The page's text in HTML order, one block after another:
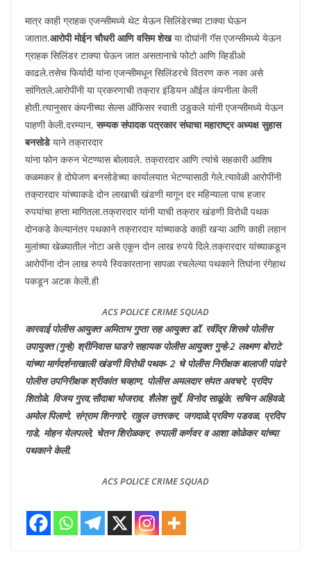
मात्र काही ग्राहक एजन्सीमध्ये थेट येऊन सिलिंडेरच्या टाक्या घेऊन
जातात.आरोपी मोईन चौधरी आणि वसिम शेखया दोघांनी गॅस एजन्सीमध्ये येऊन
ग्राहक सिलिंडर टाक्या घेऊन जात असतानाचे फोटो आणि व्हिडीओ
काढले.तसेच फिर्यादी यांना एजन्सीमधून सिलिंडरचे वितरण करु नका असे
सांगितले.आरोपींनी या प्रकरणाची तक्रार इंडियन ऑईल कंपनीला केली
होती.त्यानुसार कंपनीच्या सेल्स ऑफिसर स्वाती उडुकले यांनी एजन्सीमध्ये येऊन
पाहणी केली.दरम्यान,सम्यक संपादक पत्रकार संघाचा महाराष्ट्र अध्यक्ष सुहास
बनसोडेयाने तक्रारदार
यांना फोन करुन भेटण्यास बोलावले. तक्रारदार आणि त्यांचे सहकारी आशिष
कळमकर हे दोघेजण बनसोडेच्या कार्यालयात भेटण्यासाठी गेले.त्यावेळी आरोपींनी
तक्रारदार यांच्याकडे दोन लाखाची खंडणी मागून दर महिन्याला पाच हजार
रुपयांचा हप्ता मागितला.तक्रारदार यांनी याची तक्रार खंडणी विरोधी पथक
दोनकडे केल्यानंतर पथकाने तक्रारदार यांच्याकडे काही खऱ्या आणि काही लहान
मुलांच्या खेळ्यातील नोटा असे एकून दोन लाख रुपये दिले.तक्रारदार यांच्याकडून
आरोपींना दोन लाख रुपये स्विकारताना सापळा रचलेल्या पथकाने तिघांना रंगेहाथ
पकडून अटक केली.ही
ACS POLICE CRIME SQUAD
कारवाई पोलीस आयुक्त अमिताभ गुप्ता सह आयुक्त डॉ. रवींद्र शिसवे पोलीस
उपायुक्त (गुन्हे) श्रीनिवास घाडगे सहायक पोलीस आयुक्त गुन्हे-2 लक्ष्मण बोराटे
यांच्या मार्गदर्शनाखाली खंडणी विरोधी पथक- 2 चे पोलीस निरीक्षक बालाजी पांढरे
पोलीस उपनिरीक्षक श्रीकांत चव्हाण, पोलीस अमलदार संपत अवचरे, प्रदिप
शितोळे, विजय गुरव,सौदाबा भोजराव, शैलेश सुर्वे, विनोद साळूंके, सचिन अहिवळे,
अमोल पिलाणे, संग्राम शिनगारे, राहुल उत्तरकर, जगदाळे,प्रविण पडवळ, प्रदिप
गाडे, मोहन येलपल्ले, चेतन शिरोळकर, रुपाली कर्णवर व आशा कोळेकर यांच्या
पथकाने केली.
ACS POLICE CRIME SQUAD